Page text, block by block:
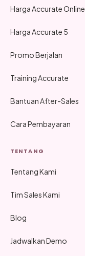
Harga Accurate Online
Harga Accurate 5
Promo Berjalan
Training Accurate
Bantuan After-Sales
Cara Pembayaran
TENTANG
Tentang Kami
Tim Sales Kami
Blog
Jadwalkan Demo